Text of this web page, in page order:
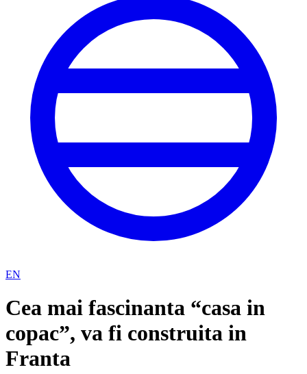
EN
Cea mai fascinanta “casa in
copac”, va fi construita in
Franta